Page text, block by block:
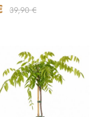
Regulärer Preis:
39,90 €